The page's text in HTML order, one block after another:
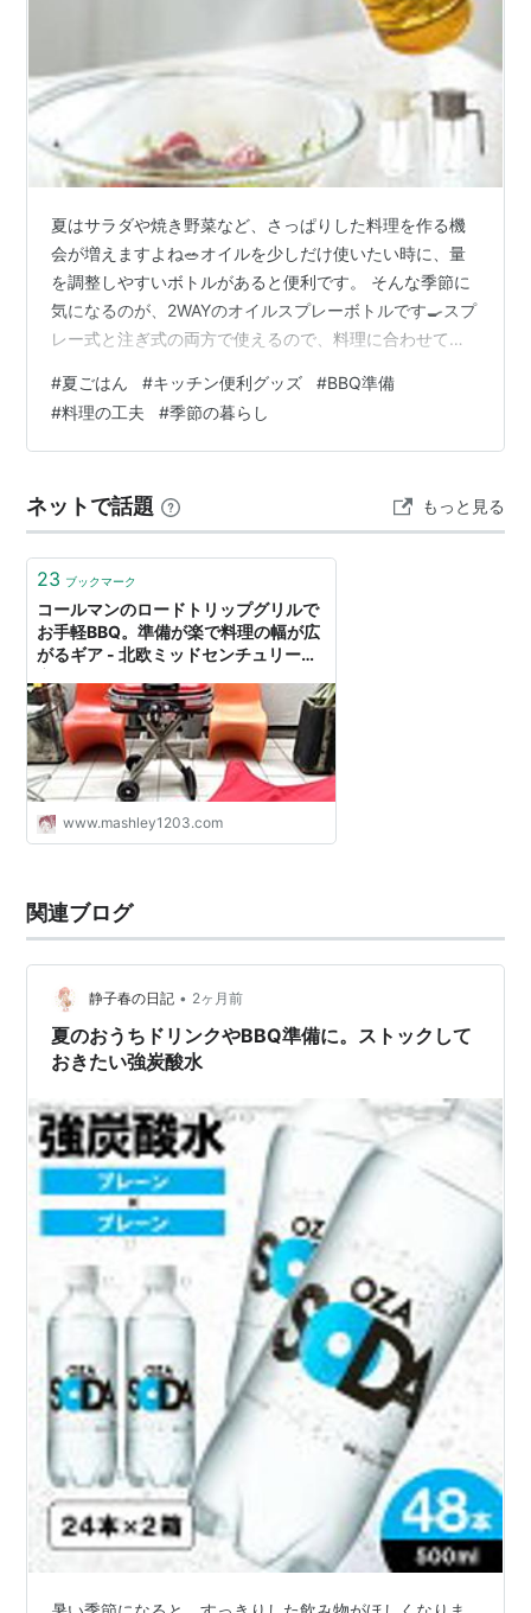
夏はサラダや焼き野菜など、さっぱりした料理を作る機
会が増えますよね🥗オイルを少しだけ使いたい時に、量
を調整しやすいボトルがあると便利です。 そんな季節に
気になるのが、2WAYのオイルスプレーボトルです🍳スプ
レー式と注ぎ式の両方で使えるので、料理に合わせて使
時に使いやすそうです✨焼き野菜やグリル料理、エアフ
ライヤー調理にも取り入れやすいですね。 BBQやアウト
ドア調理の準備にも活躍してくれそうです🔥食材に軽く
便利です。 ただし、油を入れるものなので、お手入れは
大切です🧽スプレー部分の詰まりやベタ…
#夏ごはん #キッチン便利グッズ #BBQ準備
#料理の工夫 #季節の暮らし
ネットで話題 もっと見る
23 ブックマーク
コールマンのロードトリップグリルで
お手軽BBQ。準備が楽で料理の幅が広
がるギア - 北欧ミッドセンチュリーの
www.mashley1203.com
関連ブログ
静子春の日記 • 2ヶ月前
夏のおうちドリンクやBBQ準備に。ストックして
おきたい強炭酸水